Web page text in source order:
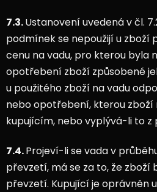
7.3.Ustanovení uvedená v čl.
podmínek se nepoužijí u zboží
cenu na vadu, pro kterou byla
opotřebení zboží způsobené
u použitého zboží na vadu
nebo opotřebení, kterou
kupujícím, nebo vyplývá-li to z
7.4.Projeví-li se vada v
převzetí, má se za to, že zboží
převzetí. Kupující je oprávněn